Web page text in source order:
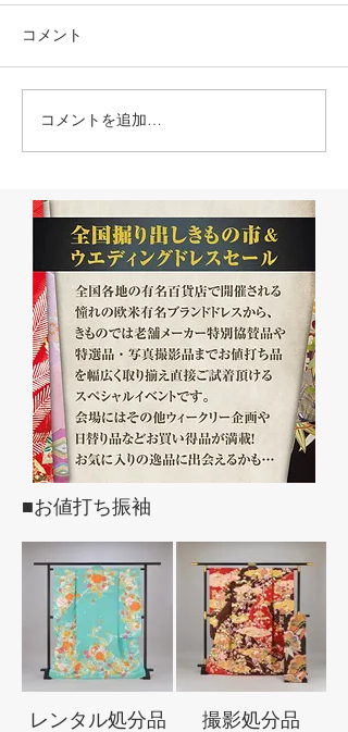
コメント
コメントを追加…
■お値打ち振袖
レンタル処分品 撮影処分品